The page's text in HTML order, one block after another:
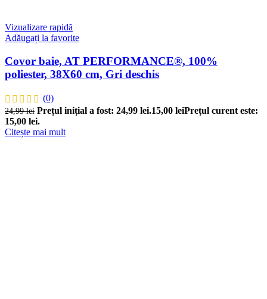
Vizualizare rapidă
Adăugați la favorite
Covor baie, AT PERFORMANCE®, 100%
poliester, 38X60 cm, Gri deschis
(0)
24,99lei Prețul inițial a fost: 24,99 lei.15,00 leiPrețul curent este:
15,00 lei.
Citește mai mult